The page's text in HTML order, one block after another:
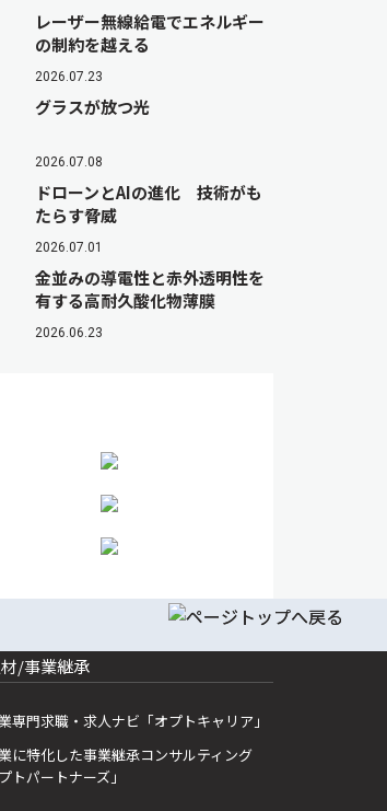
レーザー無線給電でエネルギー
の制約を越える
2026.07.23
グラスが放つ光
2026.07.08
ドローンとAIの進化 技術がも
たらす脅威
2026.07.01
金並みの導電性と赤外透明性を
有する高耐久酸化物薄膜
2026.06.23
/事業継承
専門求職・求人ナビ「オプトキャリア」
に特化した事業継承コンサルティング
トパートナーズ」